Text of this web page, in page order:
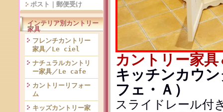
ポスト｜郵便受け
インテリア別カントリー
家具
フレンチカントリー
家具／Le ciel
ナチュラルカントリ
ー家具／Le cafe
カントリーリフォー
ム
キッズカントリー家
カントリー家
キッチンカウ
フェ・Ａ）
スライドレール付